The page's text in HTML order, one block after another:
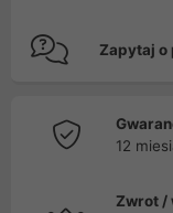
Zapytaj o
12
Zwrot /